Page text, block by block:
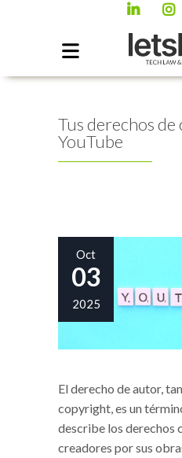
Tus derechos
YouTube
Oct
03
2025
El derecho de autor,
copyright, es un
describe los derechos
creadores por sus